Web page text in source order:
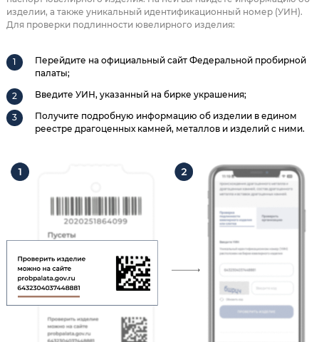
изделии, а также уникальный идентификационный номер (УИН).
Для проверки подлинности ювелирного изделия:
Перейдите на официальный сайт Федеральной пробирной
палаты;
Введите УИН, указанный на бирке украшения;
Получите подробную информацию об изделии в едином
реестре драгоценных камней, металлов и изделий с ними.